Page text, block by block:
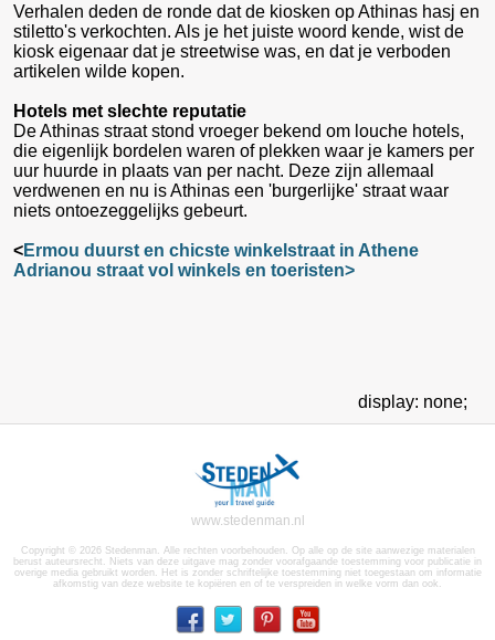
Verhalen deden de ronde dat de kiosken op Athinas hasj en
stiletto's verkochten. Als je het juiste woord kende, wist de
kiosk eigenaar dat je streetwise was, en dat je verboden
artikelen wilde kopen.
Hotels met slechte reputatie
De Athinas straat stond vroeger bekend om louche hotels,
die eigenlijk bordelen waren of plekken waar je kamers per
uur huurde in plaats van per nacht. Deze zijn allemaal
verdwenen en nu is Athinas een 'burgerlijke' straat waar
niets ontoezeggelijks gebeurt.
<Ermou duurst en chicste winkelstraat in Athene
Adrianou straat vol winkels en toeristen>
display: none;
www.stedenman.nl
Copyright © 2026 Stedenman. Alle rechten voorbehouden. Op alle op de site aanwezige materialen
berust auteursrecht. Niets van deze uitgave mag zonder voorafgaande toestemming voor publicatie in
overige media gebruikt worden. Het is zonder schriftelijke toestemming niet toegestaan om informatie
afkomstig van deze website te kopiëren en of te verspreiden in welke vorm dan ook.